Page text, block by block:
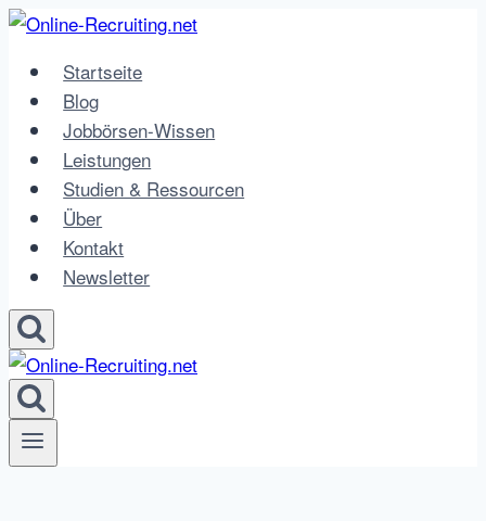
Zum
springenStartseite
Blog
Jobbörsen-Wissen
Leistungen
Studien & Ressourcen
Über
Kontakt
Newsletter